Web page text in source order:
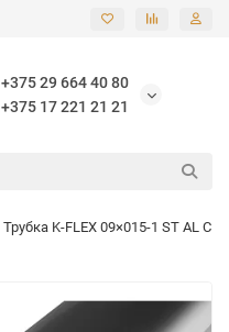
+375 29 664 40 80
+375 17 221 21 21
Трубка K-FLEX 09×015-1 ST AL